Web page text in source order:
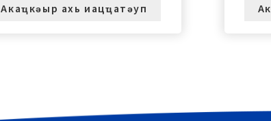
Акаҵкәыр ахь иацҵатәуп